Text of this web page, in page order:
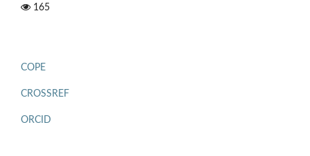
165
COPE
CROSSREF
ORCID